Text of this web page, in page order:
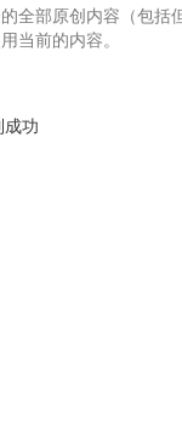
全部原创内容（包
当前的内容。
功